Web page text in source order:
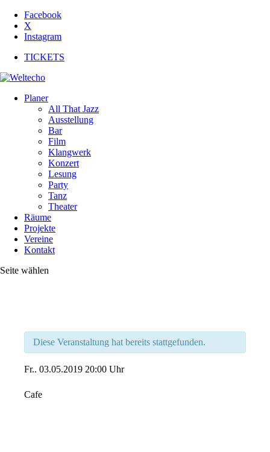
Facebook
X
Instagram
TICKETS
Planer
All That Jazz
Ausstellung
Bar
Film
Klangwerk
Konzert
Lesung
Party
Tanz
Theater
Räume
Projekte
Vereine
Kontakt
Seite wählen
Diese Veranstaltung hat bereits stattgefunden.
Fr.. 03.05.2019 20:00 Uhr
Cafe